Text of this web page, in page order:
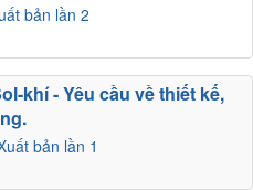
bản lần 2
bản lần 1
khí - Yêu cầu về thiết kế,